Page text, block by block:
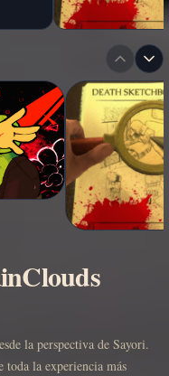
la perspectiva de Sayori.
toda la experiencia más